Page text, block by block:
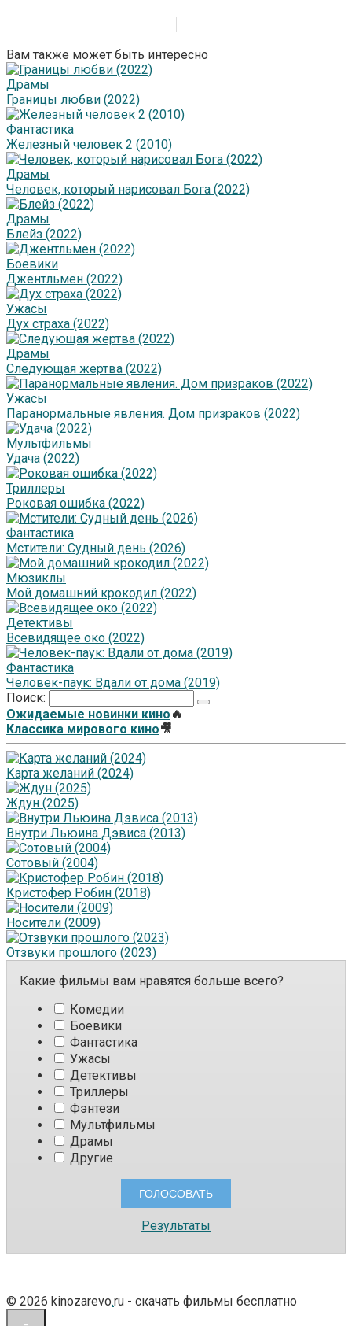
Вам также может быть интересно
Драмы
Границы любви (2022)
Фантастика
Железный человек 2 (2010)
Драмы
Человек, который нарисовал Бога (2022)
Драмы
Блейз (2022)
Боевики
Джентльмен (2022)
Ужасы
Дух страха (2022)
Драмы
Следующая жертва (2022)
Ужасы
Паранормальные явления. Дом призраков (2022)
Мультфильмы
Удача (2022)
Триллеры
Роковая ошибка (2022)
Фантастика
Мстители: Судный день (2026)
Мюзиклы
Мой домашний крокодил (2022)
Детективы
Всевидящее око (2022)
Фантастика
Человек-паук: Вдали от дома (2019)
Поиск:
Ожидаемые новинки кино 🔥
Классика мирового кино🎥
Карта желаний (2024)
Ждун (2025)
Внутри Льюина Дэвиса (2013)
Сотовый (2004)
Кристофер Робин (2018)
Носители (2009)
Отзвуки прошлого (2023)
Какие фильмы вам нравятся больше всего?
Комедии
Боевики
Фантастика
Ужасы
Детективы
Триллеры
Фэнтези
Мультфильмы
Драмы
Другие
Результаты
© 2026 kinozarevo.ru - скачать фильмы бесплатно